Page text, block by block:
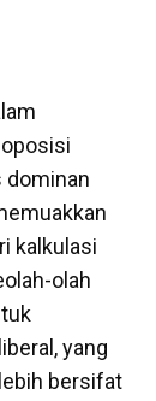
dominan
kalkulasi
olah
yang
bersifat